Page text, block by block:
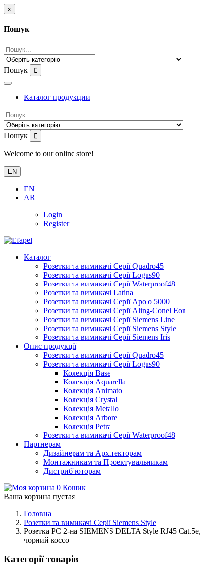
x
Пошук
Пошук
Каталог продукции
Пошук
Welcome to our online store!
EN
EN
AR
Login
Register
Каталог
Розетки та вимикачі Серії Quadro45
Розетки та вимикачі Серії Logus90
Розетки та вимикачі Серії Waterproof48
Розетки та вимикачі Latina
Розетки та вимикачі Серії Apolo 5000
Розетки та вимикачі Серії Aling-Conel Eon
Розетки та вимикачі Серії Siemens Line
Розетки та вимикачі Серії Siemens Style
Розетки та вимикачі Серії Siemens Iris
Опис продукції
Розетки та вимикачі Серії Quadro45
Розетки та вимикачі Серії Logus90
Колекція Base
Колекція Aquarella
Колекція Animato
Колекція Crystal
Колекція Metallo
Колекція Arbore
Колекція Petra
Розетки та вимикачі Серії Waterproof48
Партнерам
Дизайнерам та Архітекторам
Монтажникам та Проектувальникам
Дистриб’юторам
0 Кошик
Ваша корзина пустая
Головна
Розетки та вимикачі Серії Siemens Style
Розетка РС 2-на SIEMENS DELTA Style RJ45 Cat.5e,
чорний коссо
Категорії товарів